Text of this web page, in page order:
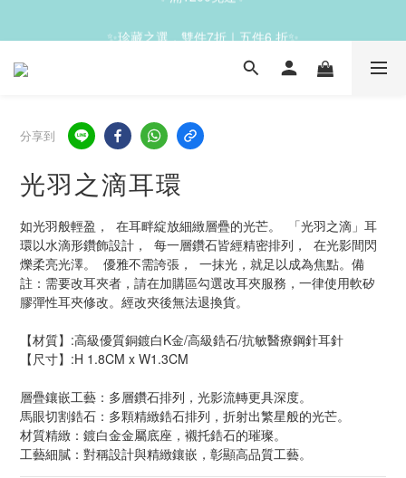
分享到
光羽之滴耳環
如光羽般輕盈，  在耳畔綻放細緻層疊的光芒。  「光羽之滴」耳
環以水滴形鑽飾設計，  每一層鑽石皆經精密排列，  在光影間閃
爍柔亮光澤。  優雅不需誇張，  一抹光，就足以成為焦點。備
註：需要改耳夾者，請在加購區勾選改耳夾服務，一律使用軟矽
膠彈性耳夾修改。經改夾後無法退換貨。
【材質】:高級優質銅鍍白K金/高級鋯石/抗敏醫療鋼針耳針
【尺寸】:H 1.8CM x W1.3CM
層疊鑲嵌工藝：多層鑽石排列，光影流轉更具深度。
馬眼切割鋯石：多顆精緻鋯石排列，折射出繁星般的光芒。
材質精緻：鍍白金金屬底座，襯托鋯石的璀璨。
工藝細膩：對稱設計與精緻鑲嵌，彰顯高品質工藝。